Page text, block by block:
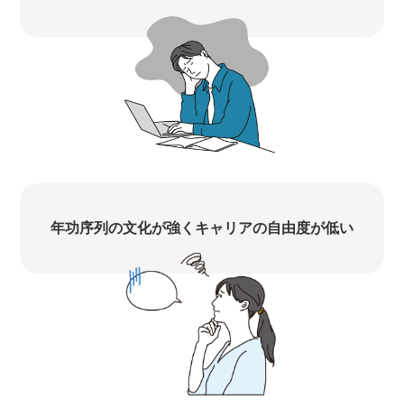
年功序列の文化が強くキャリアの自由度が低い